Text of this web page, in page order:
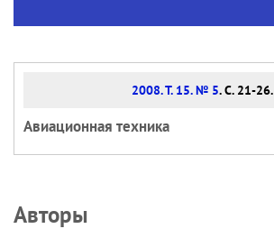
2008. Т. 15. № 5. С. 21-26.
Авиационная техника
Авторы